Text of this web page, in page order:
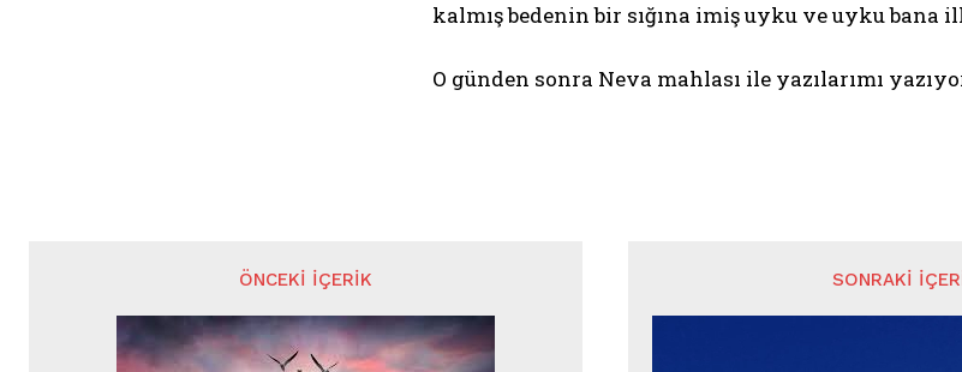
kalmış bedenin bir sığına imiş uyku ve uyku bana
O günden sonra Neva mahlası ile yazılarımı
ÖNCEKI İÇERIK SONRAKI